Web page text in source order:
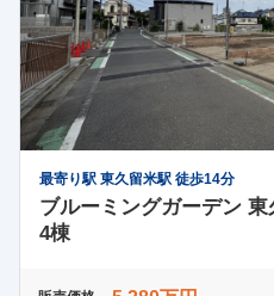
最寄り駅 東久留米駅 徒歩14分
ブルーミングガーデン
4棟